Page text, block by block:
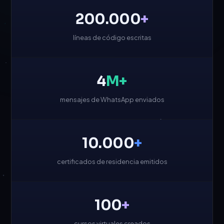
200.000+
líneas de código escritas
4M+
mensajes de WhatsApp enviados
10.000+
certificados de residencia emitidos
100+